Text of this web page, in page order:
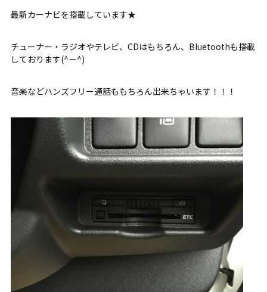
最新カーナビを搭載しています★
チューナー・ラジオやテレビ、CDはもちろん、Bluetoothも搭載
しております(^－^)
音楽などハンズフリー通話ももちろん出来ちゃいます！！！